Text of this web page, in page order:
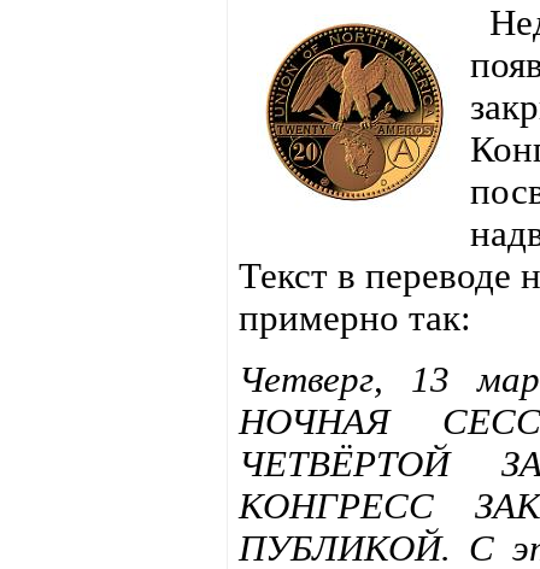
Текст в переводе
примерно так:
Четверг, 13
НОЧНАЯ
ЧЕТВЁРТОЙ
КОНГРЕСС
ПУБЛИКОЙ. С